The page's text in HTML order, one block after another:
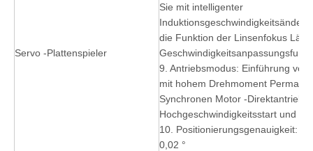
Servo -Plattenspieler
Sie mit intelligenter
die Funktion der Linsenfokus
9. Antriebsmodus: Einführung von
mit hohem Drehmoment
Synchronen Motor -Direktantrieb,
Hochgeschwindigkeitsstart und
10. Positionierungsgenauigkeit:
0,02 °